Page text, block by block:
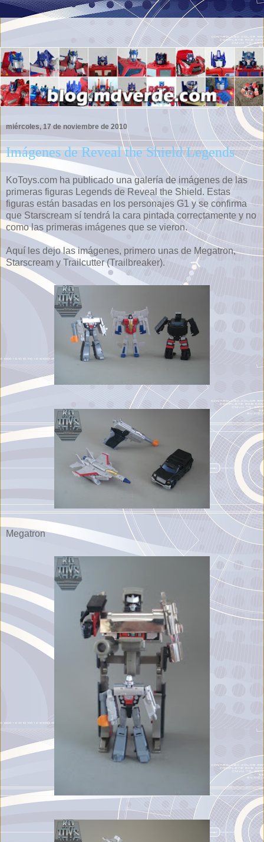
miércoles, 17 de noviembre de 2010
Imágenes de Reveal the Shield Legends
KoToys.com ha publicado una galería de imágenes de las
primeras figuras Legends de Reveal the Shield. Estas
figuras están basadas en los personajes G1 y se confirma
que Starscream sí tendrá la cara pintada correctamente y no
como las primeras imágenes que se vieron.
Aquí les dejo las imágenes, primero unas de Megatron,
Starscream y Trailcutter (Trailbreaker).
Megatron